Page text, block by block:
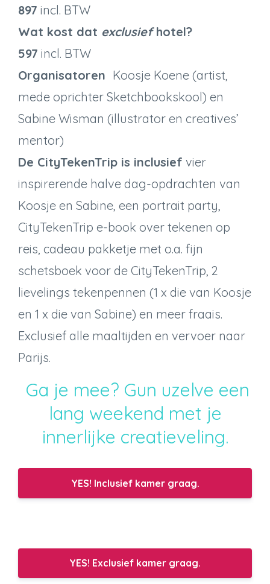
897 incl. BTW
Wat kost dat exclusiefhotel?
597 incl. BTW
Organisatoren Koosje Koene (artist,
mede oprichter Sketchbookskool) en
Sabine Wisman (illustrator en creatives’
mentor)
De CityTekenTrip is inclusief vier
inspirerende halve dag-opdrachten van
Koosje en Sabine, een portrait party,
CityTekenTrip e-book over tekenen op
reis, cadeau pakketje met o.a. fijn
schetsboek voor de CityTekenTrip, 2
lievelings tekenpennen (1 x die van Koosje
en 1 x die van Sabine) en meer fraais.
Exclusief alle maaltijden en vervoer naar
Parijs.
Ga je mee? Gun uzelve een
lang weekend met je
innerlijke creatieveling.
YES! Inclusief kamer graag.
YES! Exclusief kamer graag.